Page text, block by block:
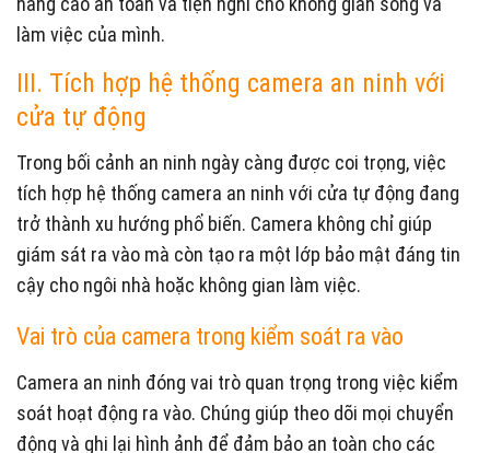
làm việc của mình.
III. Tích hợp hệ thống camera an ninh với
cửa tự động
Trong bối cảnh an ninh ngày càng được coi trọng, việc
tích hợp hệ thống camera an ninh với cửa tự động đang
trở thành xu hướng phổ biến. Camera không chỉ giúp
giám sát ra vào mà còn tạo ra một lớp bảo mật đáng tin
cậy cho ngôi nhà hoặc không gian làm việc.
Vai trò của camera trong kiểm soát ra vào
Camera an ninh đóng vai trò quan trọng trong việc kiểm
soát hoạt động ra vào. Chúng giúp theo dõi mọi chuyển
động và ghi lại hình ảnh để đảm bảo an toàn cho các